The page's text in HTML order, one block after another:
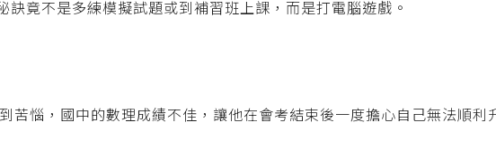
竟不是多練模擬試題或到補習班上課，而是打電腦遊戲。
苦惱，國中的數理成績不佳，讓他在會考結束後一度擔心自己無法順利